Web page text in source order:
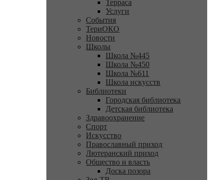
Терраса
Услуги
События
ТериОКО
Новости
Школы
Школа №445
Школа №450
Школа №611
Школа искусств
Библиотеки
Городская библиотека
Детская библиотека
Здравоохранение
Спорт
Искусство
Православный приход
Лютеранский приход
Общество и власть
Доска позора